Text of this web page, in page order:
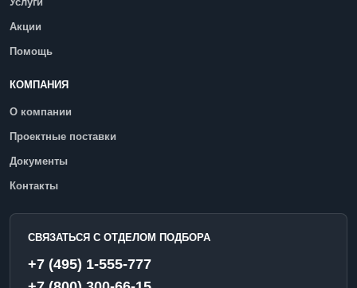
Акции
Помощь
КОМПАНИЯ
О компании
Проектные поставки
Документы
Контакты
СВЯЗАТЬСЯ С ОТДЕЛОМ ПОДБОРА
+7 (495) 1-555-777